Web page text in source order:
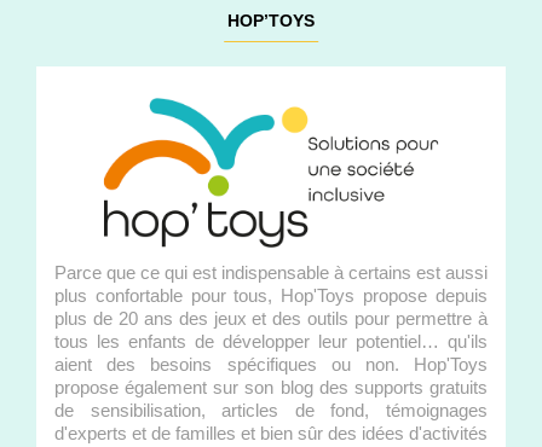
HOP’TOYS
Parce que ce qui est indispensable à certains est aussi
plus confortable pour tous, Hop'Toys propose depuis
plus de 20 ans des jeux et des outils pour permettre à
tous les enfants de développer leur potentiel… qu'ils
aient des besoins spécifiques ou non. Hop'Toys
propose également sur son blog des supports gratuits
de sensibilisation, articles de fond, témoignages
d'experts et de familles et bien sûr des idées d'activités